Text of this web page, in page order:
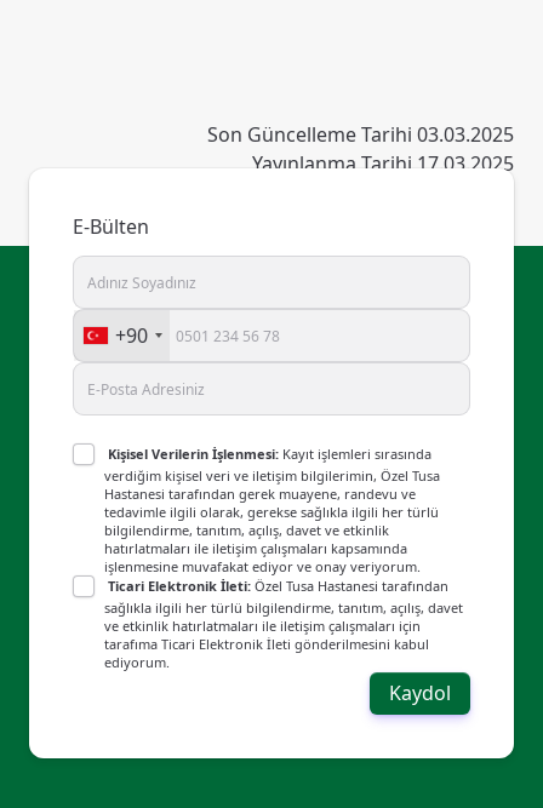
Son Güncelleme Tarihi 03.03.2025
Yayınlanma Tarihi 17.03.2025
E-Bülten
+90
Kişisel Verilerin İşlenmesi: Kayıt işlemleri sırasında
verdiğim kişisel veri ve iletişim bilgilerimin, Özel Tusa
Hastanesi tarafından gerek muayene, randevu ve
tedavimle ilgili olarak, gerekse sağlıkla ilgili her türlü
bilgilendirme, tanıtım, açılış, davet ve etkinlik
hatırlatmaları ile iletişim çalışmaları kapsamında
işlenmesine muvafakat ediyor ve onay veriyorum.
Ticari Elektronik İleti: Özel Tusa Hastanesi tarafından
sağlıkla ilgili her türlü bilgilendirme, tanıtım, açılış, davet
ve etkinlik hatırlatmaları ile iletişim çalışmaları için
tarafıma Ticari Elektronik İleti gönderilmesini kabul
ediyorum.
Kaydol